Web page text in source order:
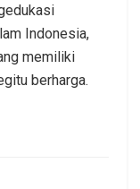
Indonesia,
memiliki
berharga.